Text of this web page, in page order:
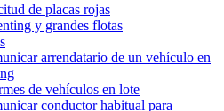
de placas rojas
y grandes flotas
arrendatario de un vehículo en
de vehículos en lote
conductor habitual para